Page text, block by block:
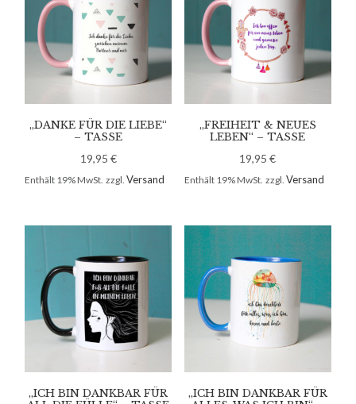
„DANKE FÜR DIE LIEBE“
– TASSE
19,95 €
Enthält 19% MwSt. zzgl.Versand
„FREIHEIT & NEUES
LEBEN“ – TASSE
19,95€
Enthält 19% MwSt. zzgl. Versand
„ICH BIN DANKBAR FÜR
„ICH BIN DANKBAR FÜR